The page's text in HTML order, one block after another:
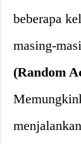
beberapa
masing-
(Random